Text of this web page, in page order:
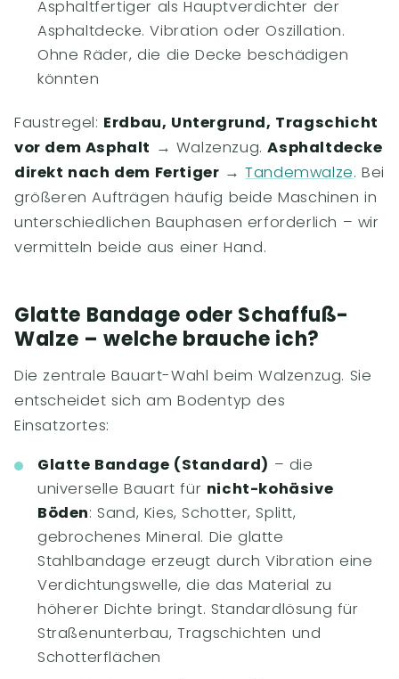
Asphaltfertiger als Hauptverdichter der
Asphaltdecke. Vibration oder Oszillation.
Ohne Räder, die die Decke beschädigen
könnten
Faustregel: Erdbau, Untergrund, Tragschicht
vor dem Asphalt → Walzenzug.Asphaltdecke
direkt nach dem Fertiger →Tandemwalze. Bei
größeren Aufträgen häufig beide Maschinen in
unterschiedlichen Bauphasen erforderlich – wir
vermitteln beide aus einer Hand.
Glatte Bandage oder Schaffuß-
Walze – welche brauche ich?
Die zentrale Bauart-Wahl beim Walzenzug. Sie
entscheidet sich am Bodentyp des
Einsatzortes:
Glatte Bandage (Standard) – die
universelle Bauart für nicht-kohäsive
Böden: Sand, Kies, Schotter, Splitt,
gebrochenes Mineral. Die glatte
Stahlbandage erzeugt durch Vibration eine
Verdichtungswelle, die das Material zu
höherer Dichte bringt. Standardlösung für
Straßenunterbau, Tragschichten und
Schotterflächen